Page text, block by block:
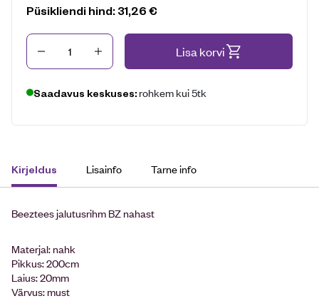
Püsikliendi hind:31,26€
Kogus Lisa korvi
Saadavus keskuses: rohkem kui 5tk
Kirjeldus Lisainfo Tarne info
Beeztees jalutusrihm BZ nahast
Materjal: nahk
Pikkus: 200cm
Laius: 20mm
Värvus: must